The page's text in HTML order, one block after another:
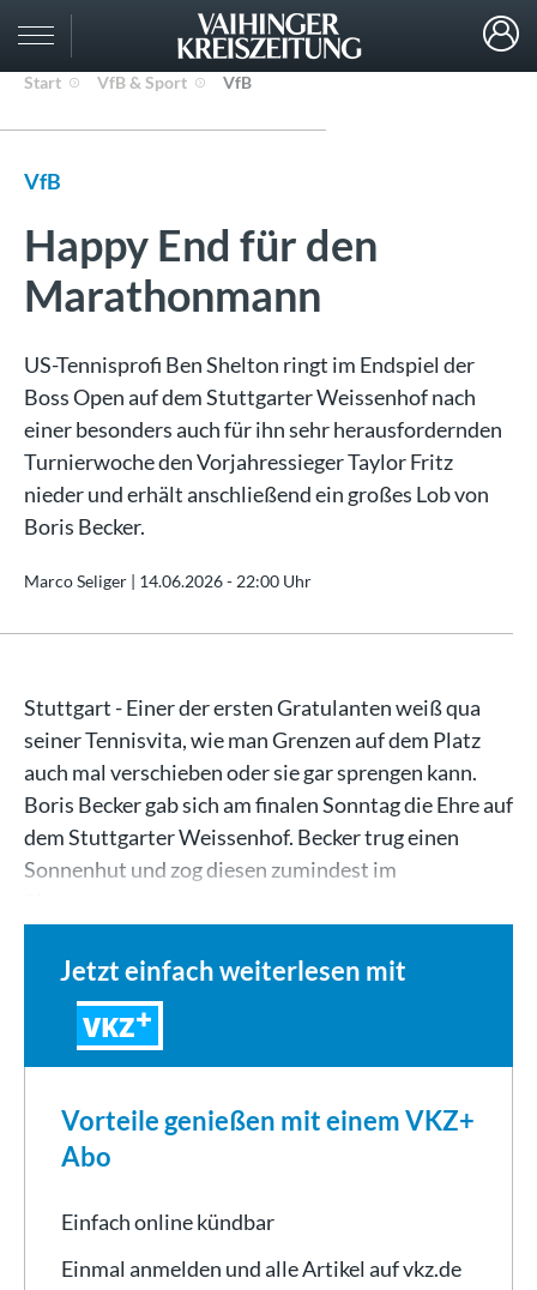
Start VfB & Sport VfB
VfB
Happy End für den
Marathonmann
US-Tennisprofi Ben Shelton ringt im Endspiel der
Boss Open auf dem Stuttgarter Weissenhof nach
einer besonders auch für ihn sehr herausfordernden
Turnierwoche den Vorjahressieger Taylor Fritz
nieder und erhält anschließend ein großes Lob von
Boris Becker.
Marco Seliger | 14.06.2026 - 22:00 Uhr
Stuttgart - Einer der ersten Gratulanten weiß qua
seiner Tennisvita, wie man Grenzen auf dem Platz
auch mal verschieben oder sie gar sprengen kann.
Boris Becker gab sich am finalen Sonntag die Ehre auf
dem Stuttgarter Weissenhof. Becker trug einen
Sonnenhut und zog diesen zumindest im
Jetzt einfach weiterlesen mit
VKZ
Vorteile genießen mit einem VKZ+
Abo
Einfach online kündbar
Einmal anmelden und alle Artikel auf vkz.de